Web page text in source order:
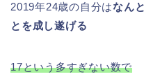
2019年24歳の自分はなん
とを成し遂げる
17という多すぎない数で